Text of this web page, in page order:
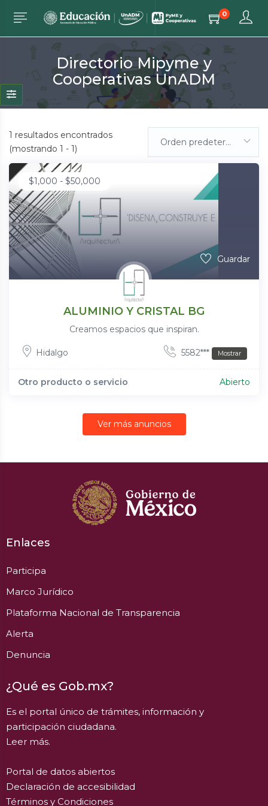
0
Directorio Mipyme y
Cooperativas UnADM
1 resultados encontrados
(mostrando 1 - 1)
Orden predeterminada
$1,000 - $50,000
Guardar
ALUMINIO Y CRISTAL BG
Creamos espacios que inspiran.
Hidalgo 5582*** Mostrar
Otro producto o servicio Abierto
Ver más anuncios
Enlaces
Participa
Marco Jurídico
Plataforma Nacional de Transparencia
Alerta
Denuncia
¿Qué es Gob.mx?
Es el portal único de trámites, información y
participación ciudadana.
Leer más.
Portal de datos abiertos
Declaración de accesibilidad
Términos y Condiciones